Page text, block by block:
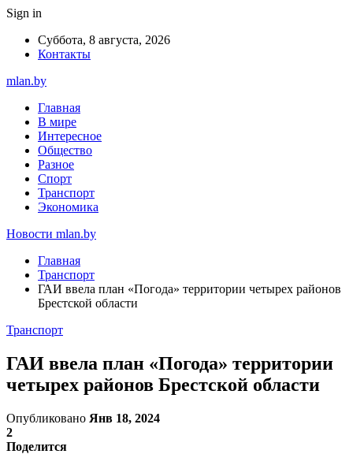
Sign in
Суббота, 8 августа, 2026
Контакты
mlan.by
Главная
В мире
Интересное
Общество
Разное
Спорт
Транспорт
Экономика
Новости mlan.by
Главная
Транспорт
ГАИ ввела план «Погода» территории четырех районов
Брестской области
Транспорт
ГАИ ввела план «Погода» территории
четырех районов Брестской области
Опубликовано Янв 18, 2024
2
Поделится